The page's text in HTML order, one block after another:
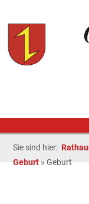
Sie sind hier:
Geburt»Geburt